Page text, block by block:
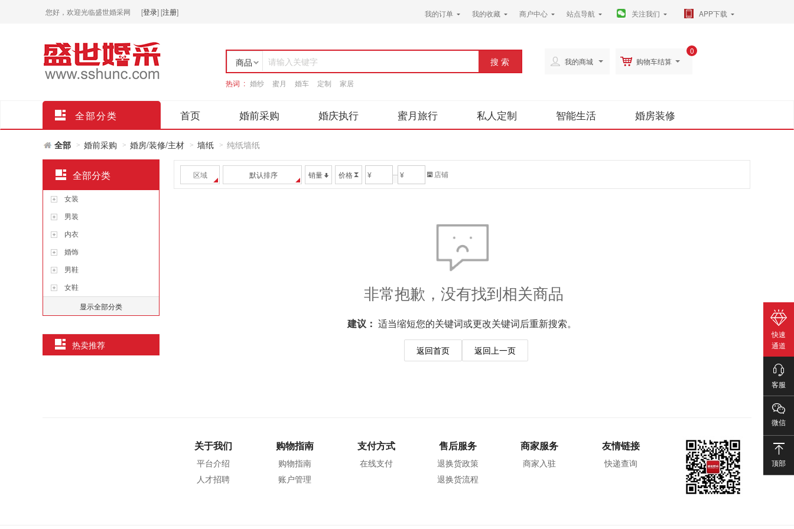
您好，欢迎光临盛世婚采网 [登录][注册] 我的订单 我的收藏 商户中心 站点导航 关注我们 APP下载
商品
店铺
请输入关键字
热词 : 婚纱 蜜月 婚车 定制 家居
0
购物车结算
我的商城
全部分类 首页 婚前采购 婚庆执行 蜜月旅行 私人定制 智能生活 婚房装修
全部 > 婚前采购 > 婚房/装修/主材 > 墙纸 > 纯纸墙纸
区域 默认排序 销量 价格 ¥ ¥ 店铺
非常抱歉，没有找到相关商品
建议： 适当缩短您的关键词或更改关键词后重新搜索。
返回上一页
返回首页
全部分类
女装
男装
内衣
婚饰
男鞋
女鞋
显示全部分类
热卖推荐
关于我们
平台介绍
人才招聘
购物指南
购物指南
账户管理
支付方式
在线支付
售后服务
退换货政策
退换货流程
商家服务
商家入驻
友情链接
快递查询
快速
通道
客服
微信
顶部